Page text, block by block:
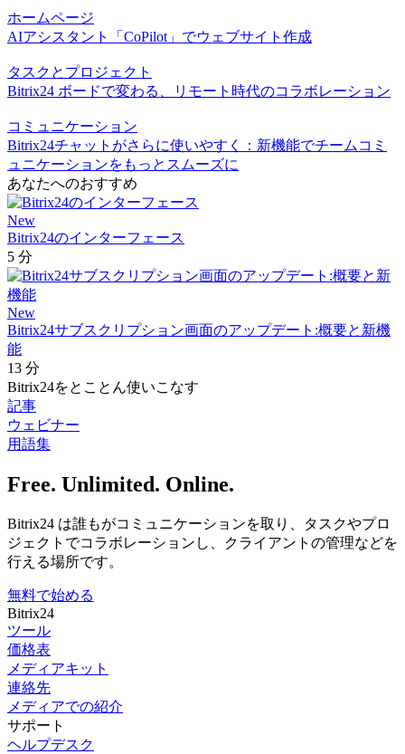
ホームページ
AIアシスタント「CoPilot」でウェブサイト作成
タスクとプロジェクト
Bitrix24 ボードで変わる、リモート時代のコラボレーション
コミュニケーション
Bitrix24チャットがさらに使いやすく：新機能でチームコミ
ュニケーションをもっとスムーズに
あなたへのおすすめ
New
Bitrix24のインターフェース
5 分
New
Bitrix24サブスクリプション画面のアップデート:概要と新機
能
13 分
Bitrix24をとことん使いこなす
記事
ウェビナー
用語集
Free. Unlimited. Online.
Bitrix24 は誰もがコミュニケーションを取り、タスクやプロ
ジェクトでコラボレーションし、クライアントの管理などを
行える場所です。
無料で始める
Bitrix24
ツール
価格表
メディアキット
連絡先
メディアでの紹介
サポート
ヘルプデスク